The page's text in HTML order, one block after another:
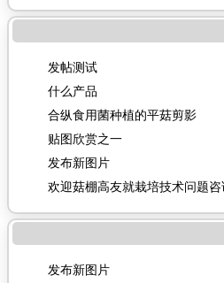
发帖测试
什么产品
合纵食用菌种植的平菇剪影
贴图欣赏之一
发布新图片
欢迎菇棚高友就栽培技术问题咨
发布新图片